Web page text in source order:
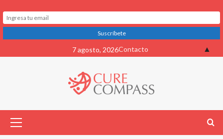
al
7 agosto, 2026Contacto
primario
▲